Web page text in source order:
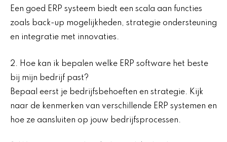
Een goed ERP systeem biedt een scala aan functies
zoals back-up mogelijkheden, strategie ondersteuning
en integratie met innovaties.
2. Hoe kan ik bepalen welke ERP software het beste
bij mijn bedrijf past?
Bepaal eerst je bedrijfsbehoeften en strategie. Kijk
naar de kenmerken van verschillende ERP systemen en
hoe ze aansluiten op jouw bedrijfsprocessen.